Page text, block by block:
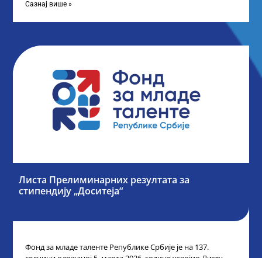
Сазнај више »
Листа Прелиминарних резултата за
стипендију „Доситеја“
Фонд за младе таленте Републике Србије је на 137.